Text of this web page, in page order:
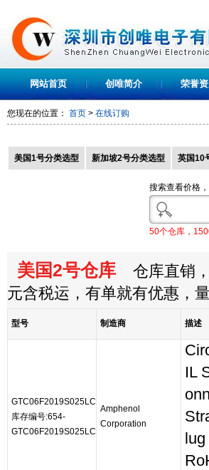
网站首页 创唯简介 荣誉
您现在的位置： 首页 > 在线订购
美国1号分类选型 新加坡2号分类选型 英国10
搜索查看价格
50个仓库，
美国2号仓库 仓库直销，
元含税运，有单就有优惠，
型号 制造商 描述
GTC06F2019S025LC
库存编号:654-
GTC06F2019S025LC
Amphenol
Corporation
IL